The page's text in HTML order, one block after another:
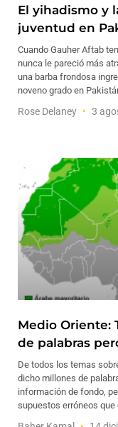
El yihadismo y
juventud en
Cuando Gauher Aftab
nunca le pareció más
una barba frondosa
noveno grado en
Rose Delaney 3
Medio Oriente:
de palabras
De todos los temas
dicho millones de
información de fondo,
supuestos erróneos